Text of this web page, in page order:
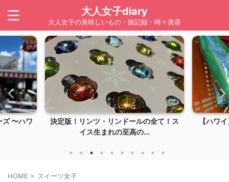
大人女子diary
大人女子の美味しいもの・旅記録・時々美容
〜ハワ
決定版！リンツ・リンドールの全て！ス
イス生まれの至高の...
【ハワ
HOME > スイーツ女子